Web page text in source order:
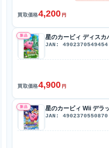
買取価格4,200 円
新品 星のカービィ ディス
JAN: 4902370549454
買取価格4,900 円
新品 星のカービィ Wii デラ
JAN: 4902370550870